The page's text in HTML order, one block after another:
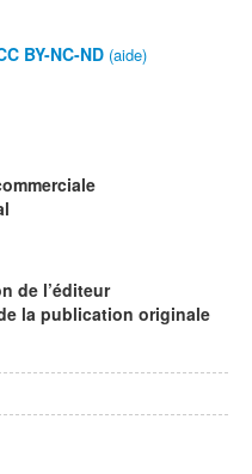
BY-NC-ND (aide)
de l’éditeur
la publication originale